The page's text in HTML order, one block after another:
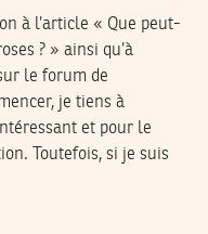
à l’article « Que peut-
? » ainsi qu’à
le forum de
je tiens à
et pour le
Toutefois, si je suis